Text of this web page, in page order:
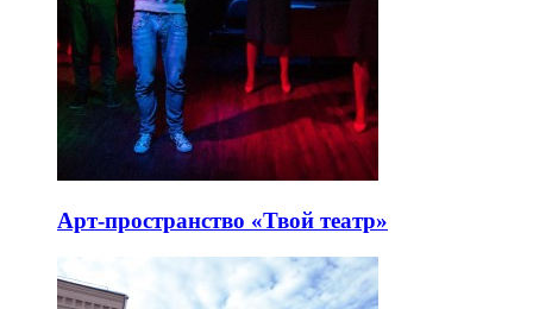
Арт-пространство «Твой театр»